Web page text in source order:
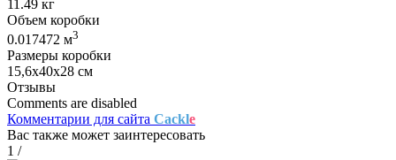
11.49 кг
Объем коробки
0.017472 м3
Размеры коробки
15,6х40х28 см
Отзывы
Comments are disabled
Комментарии для сайта Cackle
Вас также может заинтересовать
1 /